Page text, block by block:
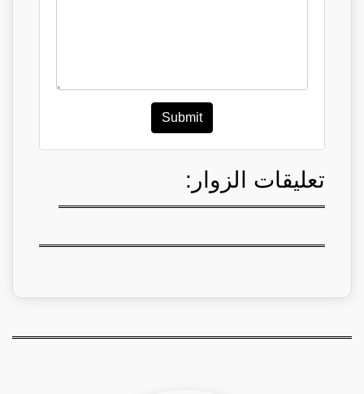
Submit
تعليقات الزوار: